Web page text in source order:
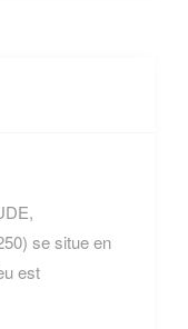
se situe en
est